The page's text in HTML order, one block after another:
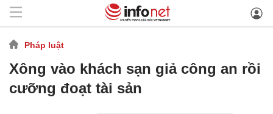
Pháp luật
Xông vào khách sạn giả công an rồi
cưỡng đoạt tài sản